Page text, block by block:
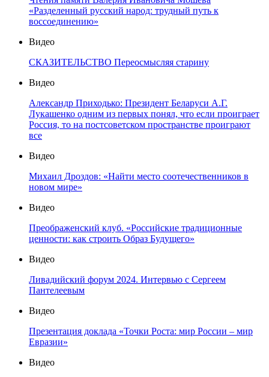
«Разделенный русский народ: трудный путь к
воссоединению»
Видео
СКАЗИТЕЛЬСТВО Переосмысляя старину
Видео
Александр Приходько: Президент Беларуси А.Г.
Лукашенко одним из первых понял, что если проиграет
Россия, то на постсоветском пространстве проиграют
все
Видео
Михаил Дроздов: «Найти место соотечественников в
новом мире»
Видео
Преображенский клуб. «Российские традиционные
ценности: как строить Образ Будущего»
Видео
Ливадийский форум 2024. Интервью с Сергеем
Пантелеевым
Видео
Презентация доклада «Точки Роста: мир России – мир
Евразии»
Видео